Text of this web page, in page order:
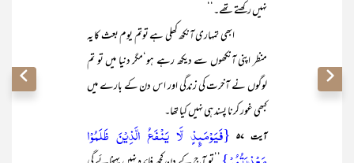
نہیں رکھتے تھے۔‘‘
ابھی تمہاری آنکھ کھلی ہے توتم یوم بعث کا یہ
منظر اپنی آنکھوں سے دیکھ رہے ہو‘مگر دنیا میں تو تم
لوگوں نے آخرت کی زندگی اور اس دن کے بارے میں
کبھی غور کرنا پسند ہی نہیں کیا تھا۔
آیت ۵۷
{فَیَوۡمَئِذٍ لَّا یَنۡفَعُ الَّذِیۡنَ ظَلَمُوۡا